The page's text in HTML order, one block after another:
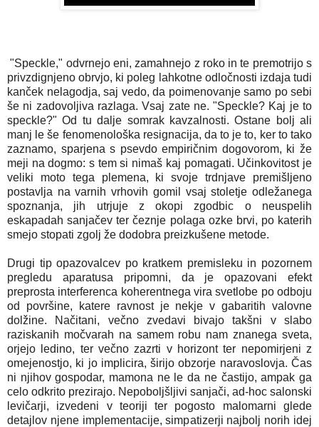
"Speckle," odvrnejo eni, zamahnejo z roko in te premotrijo s
privzdignjeno obrvjo, ki poleg lahkotne odločnosti izdaja tudi
kanček nelagodja, saj vedo, da poimenovanje samo po sebi
še ni zadovoljiva razlaga. Vsaj zate ne. "Speckle? Kaj je to
speckle?" Od tu dalje somrak kavzalnosti. Ostane bolj ali
manj le še fenomenološka resignacija, da to je to, ker to tako
zaznamo, sparjena s psevdo empiričnim dogovorom, ki že
meji na dogmo: s tem si nimaš kaj pomagati. Učinkovitost je
veliki moto tega plemena, ki svoje trdnjave premišljeno
postavlja na varnih vrhovih gomil vsaj stoletje odležanega
spoznanja, jih utrjuje z okopi zgodbic o neuspelih
eskapadah sanjačev ter čeznje polaga ozke brvi, po katerih
smejo stopati zgolj že dodobra preizkušene metode.
Drugi tip opazovalcev po kratkem premisleku in pozornem
pregledu aparatusa pripomni, da je opazovani efekt
preprosta interferenca koherentnega vira svetlobe po odboju
od površine, katere ravnost je nekje v gabaritih valovne
dolžine. Načitani, večno zvedavi bivajo takšni v slabo
raziskanih močvarah na samem robu nam znanega sveta,
orjejo ledino, ter večno zazrti v horizont ter nepomirjeni z
omejenostjo, ki jo implicira, širijo obzorje naravoslovja. Čas
ni njihov gospodar, mamona ne le da ne častijo, ampak ga
celo odkrito prezirajo. Nepoboljšljivi sanjači, ad-hoc salonski
levičarji, izvedeni v teoriji ter pogosto malomarni glede
detajlov njene implementacije, simpatizerji najbolj norih idej